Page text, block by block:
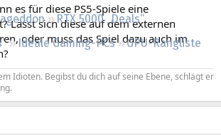
RTX 5000 „Deals“
Ideale Gaming-PCs
GPU-Rangliste
es für diese PS5-Spiele eine
Lässt sich diese auf dem externen
oder muss das Spiel dazu auch im
Idioten. Begibst du dich auf seine Ebene, schlägt er